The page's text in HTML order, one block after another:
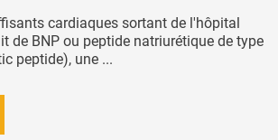
cardiaques sortant de l'hôpital
de BNP ou peptide natriurétique de type
peptide), une ...